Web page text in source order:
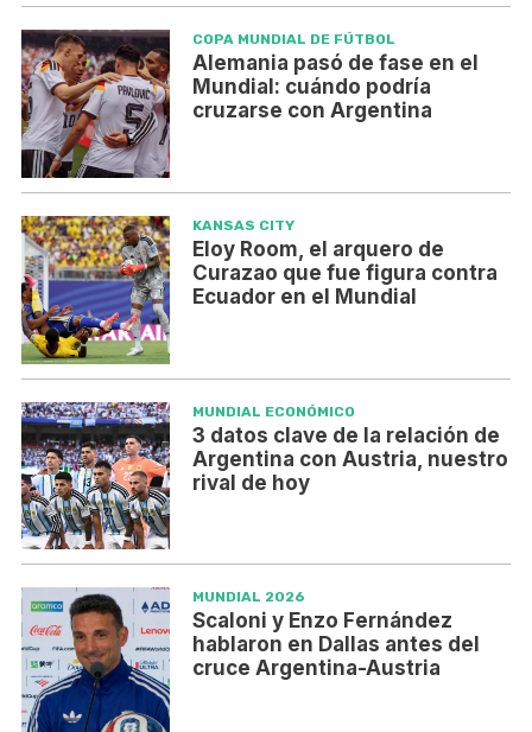
COPA MUNDIAL DE FÚTBOL
Alemania pasó de fase en el
Mundial: cuándo podría
cruzarse con Argentina
KANSAS CITY
Eloy Room, el arquero de
Curazao que fue figura contra
Ecuador en el Mundial
MUNDIAL ECONÓMICO
3 datos clave de la relación de
Argentina con Austria, nuestro
rival de hoy
MUNDIAL 2026
Scaloni y Enzo Fernández
hablaron en Dallas antes del
cruce Argentina-Austria